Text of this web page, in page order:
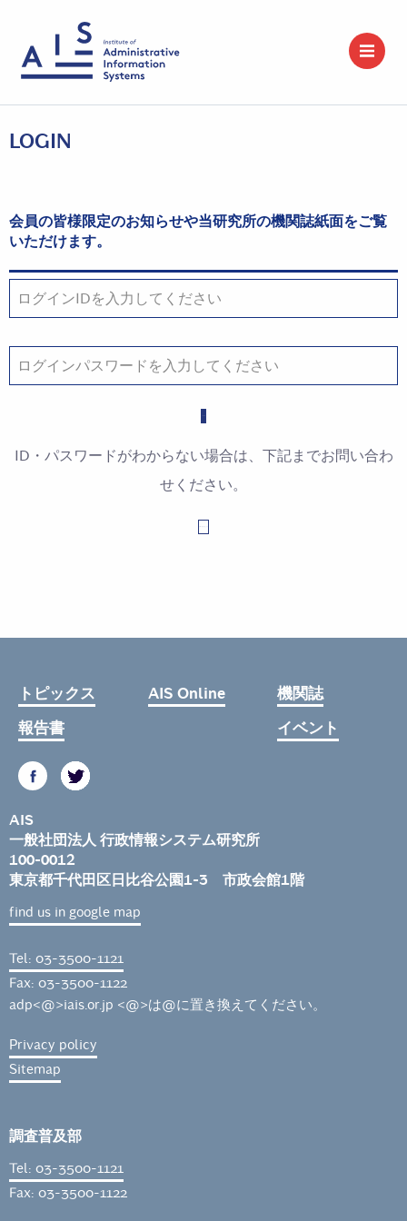
LOGIN
会員の皆様限定のお知らせや当研究所の機関誌紙面をご覧
いただけます。
ID・パスワードがわからない場合は、下記までお問い合わ
せください。
トピックス AIS Online
機関誌
報告書
イベント
AIS
一般社団法人 行政情報システム研究所
100-0012
東京都千代田区日比谷公園1-3 市政会館1階
find us in google map
Tel: 03-3500-1121
Fax: 03-3500-1122
adp<@>iais.or.jp <@>は@に置き換えてください。
Privacy policy
Sitemap
調査普及部
Tel: 03-3500-1121
Fax: 03-3500-1122